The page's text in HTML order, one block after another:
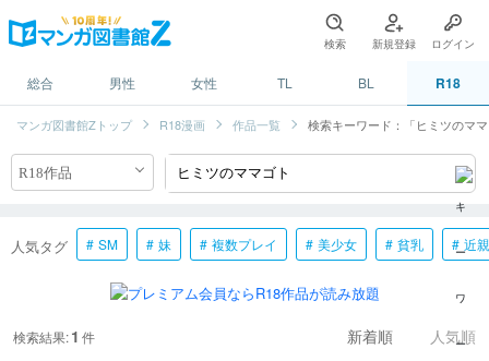
検索 新規登録 ログイン
総合 男性 女性 TL BL R18
マンガ図書館Zトップ R18漫画 作品一覧 検索キーワード：「ヒミツのマ
人気タグ SM 妹 複数プレイ 美少女 貧乳 近親
検索結果:1 件 新着順 人気順